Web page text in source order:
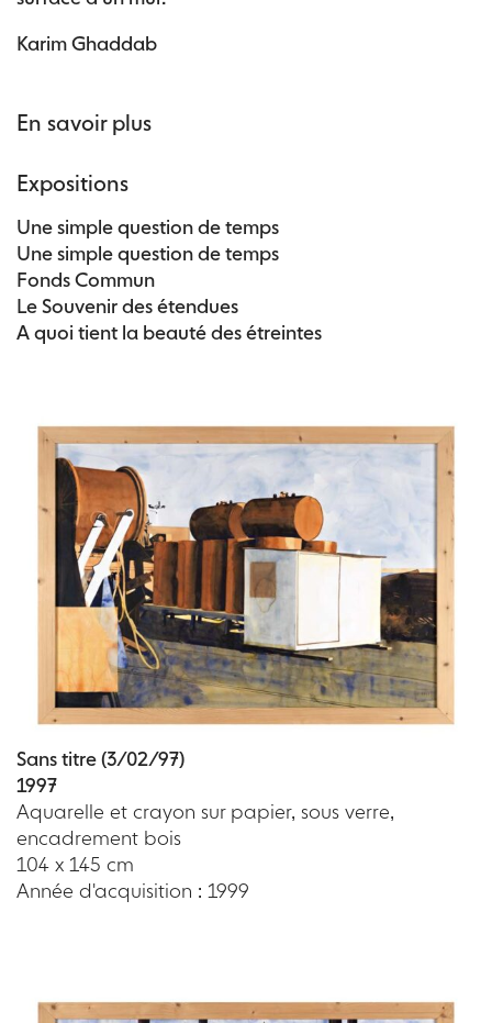
Sans titre (3/02/97)
1997
Aquarelle et crayon sur papier, sous verre,
encadrement bois
104 x 145 cm
Année d'acquisition : 1999
Karim Ghaddab
En savoir plus
Expositions
Une simple question de temps
Une simple question de temps
Fonds Commun
Le Souvenir des étendues
A quoi tient la beauté des étreintes